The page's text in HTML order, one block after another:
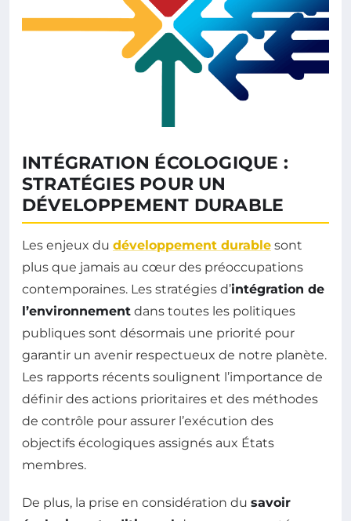
INTÉGRATION ÉCOLOGIQUE :
STRATÉGIES POUR UN
DÉVELOPPEMENT DURABLE
Les enjeux du développement durable sont
plus que jamais au cœur des préoccupations
contemporaines. Les stratégies d’intégration de
l’environnement dans toutes les politiques
publiques sont désormais une priorité pour
garantir un avenir respectueux de notre planète.
Les rapports récents soulignent l’importance de
définir des actions prioritaires et des méthodes
de contrôle pour assurer l’exécution des
objectifs écologiques assignés aux États
membres.
De plus, la prise en considération du savoir